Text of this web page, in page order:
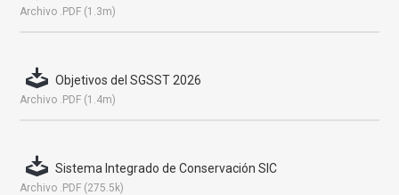
Archivo .PDF (1.3m)
Objetivos del SGSST 2026
Archivo .PDF (1.4m)
Sistema Integrado de Conservación SIC
Archivo .PDF (275.5k)